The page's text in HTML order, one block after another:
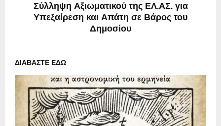
Σύλληψη Αξιωματικού της ΕΛ.ΑΣ. για
Υπεξαίρεση και Απάτη σε Βάρος του
Δημοσίου
ΔΙΑΒΑΣΤΕ ΕΔΩ